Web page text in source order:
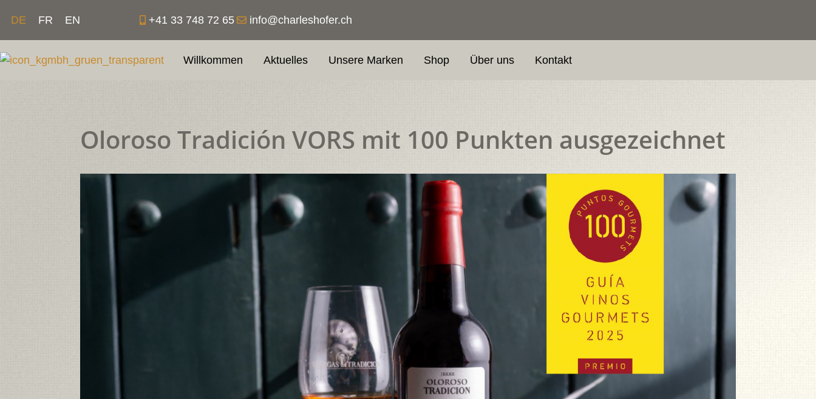
Inhalt
springen
DE FR EN +41 33 748 72 65 info@charleshofer.ch
Willkommen Aktuelles Unsere Marken Shop Über uns Kontakt
Oloroso Tradición VORS mit 100 Punkten ausgezeichnet